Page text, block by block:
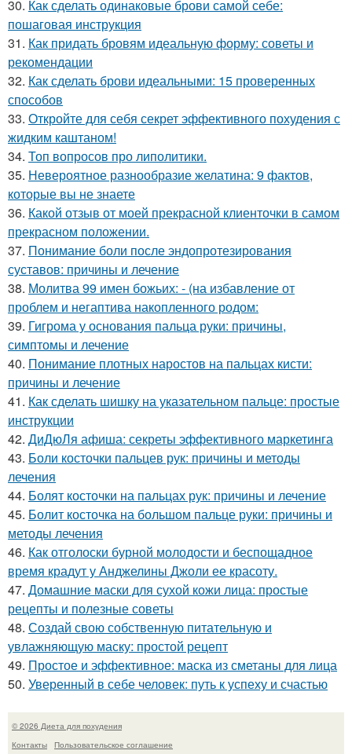
30. Как сделать одинаковые брови самой себе:
пошаговая инструкция
31. Как придать бровям идеальную форму: советы и
рекомендации
32. Как сделать брови идеальными: 15 проверенных
способов
33. Откройте для себя секрет эффективного похудения с
жидким каштаном!
34. Топ вопросов про липолитики.
35. Невероятное разнообразие желатина: 9 фактов,
которые вы не знаете
36. Какой отзыв от моей прекрасной клиенточки в самом
прекрасном положении.
37. Понимание боли после эндопротезирования
суставов: причины и лечение
38. Молитва 99 имен божьих: - (на избавление от
проблем и негаптива накопленного родом:
39. Гигрома у основания пальца руки: причины,
симптомы и лечение
40. Понимание плотных наростов на пальцах кисти:
причины и лечение
41. Как сделать шишку на указательном пальце: простые
инструкции
42. ДиДюЛя афиша: секреты эффективного маркетинга
43. Боли косточки пальцев рук: причины и методы
лечения
44. Болят косточки на пальцах рук: причины и лечение
45. Болит косточка на большом пальце руки: причины и
методы лечения
46. Как отголоски бурной молодости и беспощадное
время крадут у Анджелины Джоли ее красоту.
47. Домашние маски для сухой кожи лица: простые
рецепты и полезные советы
48. Создай свою собственную питательную и
увлажняющую маску: простой рецепт
49. Простое и эффективное: маска из сметаны для лица
50. Уверенный в себе человек: путь к успеху и счастью
© 2026 Диета для похудения
Контакты
Пользовательское соглашение